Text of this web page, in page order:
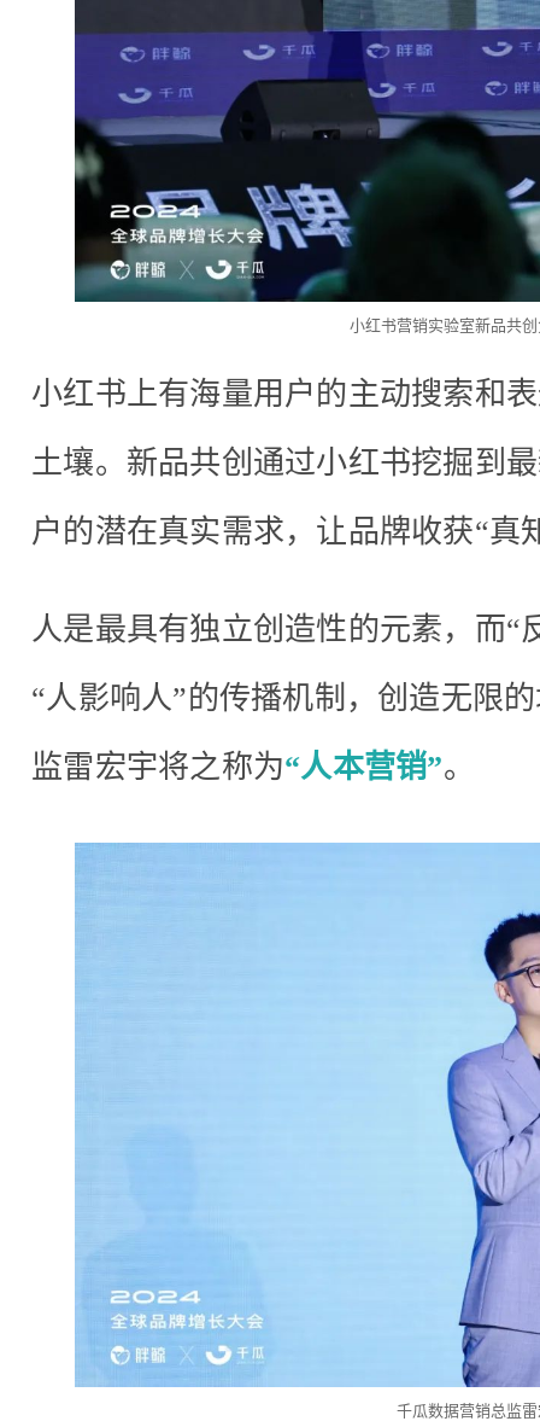
小红书营销实验室新品共
小红书上有海量用户的主动搜索和
土壤。新品共创通过小红书挖掘到
户的潜在真实需求，让品牌收获“真
人是最具有独立创造性的元素，而“
“人影响人”的传播机制，创造无限
监雷宏宇将之称为“人本营销”。
千瓜数据营销总监